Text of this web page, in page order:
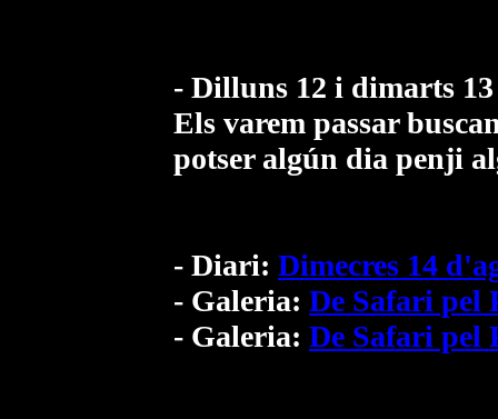
- Dilluns 12 i dimarts 13
Els varem passar
potser algún dia penji
- Diari: Dimecres 14
- Galeria: De Safari pel
- Galeria: De Safari pel